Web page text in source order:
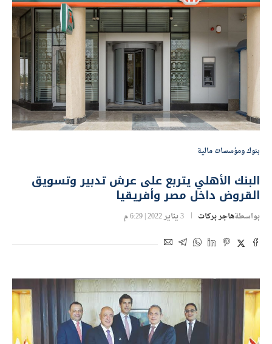
بنوك ومؤسسات مالية
البنك الأهلي يتربع على عرش تدبير وتسويق
القروض داخل مصر وأفريقيا
بواسطةهاجر بركات 3 يناير 2022 | 6:29 م